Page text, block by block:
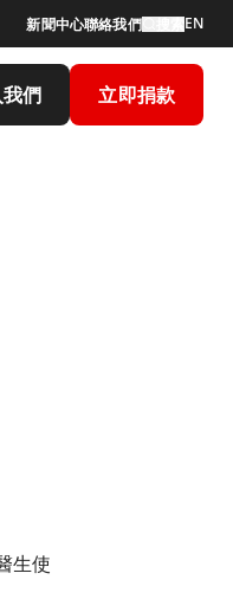
新聞中心聯絡我們 EN
們 立即捐款
生使